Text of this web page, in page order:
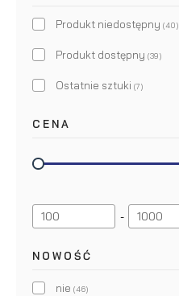
Groomen (2)
Lockhart's (1)
Not Bad Stuff (16)
Produkt niedostępny (40)
Produkt dostępny (39)
Ostatnie sztuki (7)
CENA
-
NOWOŚĆ
nie (46)